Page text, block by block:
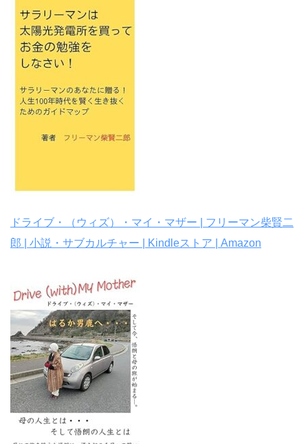
ドライブ・（ウィズ）・マイ・マザー | フリーマン柴賢二
郎 | 小説・サブカルチャー | Kindleストア | Amazon